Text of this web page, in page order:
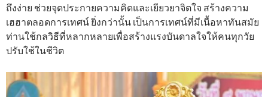
ถึงง่าย ช่วยจุดประกายความคิดและเยียวยาจิตใจ สร้างความ
เฮฮาตลอดการเทศน์ ยิ่งกว่านั้น เป็นการเทศน์ที่มีเนื้อหาทันสมัย
ท่านใช้กลวิธีที่หลากหลายเพื่อสร้างแรงบันดาลใจให้คนทุกวัย
ปรับใช้ในชีวิต